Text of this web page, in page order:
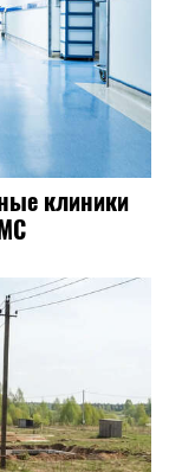
клиники